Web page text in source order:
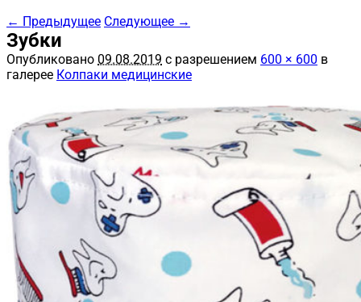
← Предыдущее Следующее →
Зубки
Опубликовано 09.08.2019 с разрешением 600 × 600 в
галерее Колпаки медицинские